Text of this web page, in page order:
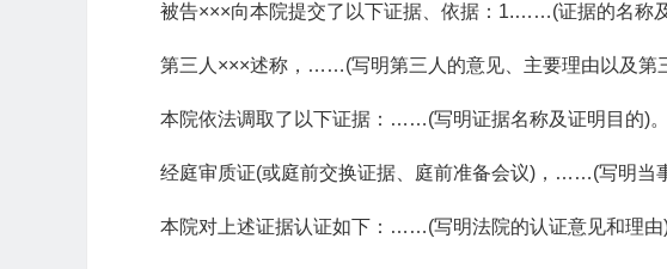
被告×××向本院提交了以下证据、依据：1.……(证据的名称
第三人×××述称，……(写明第三人的意见、主要理由以及第
本院依法调取了以下证据：……(写明证据名称及证明目的)。
经庭审质证(或庭前交换证据、庭前准备会议)，……(写明当
本院对上述证据认证如下：……(写明法院的认证意见和理由)